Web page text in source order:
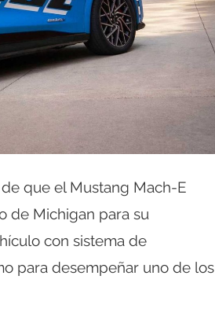
que el Mustang Mach-E
de Michigan para su
con sistema de
para desempeñar uno de los